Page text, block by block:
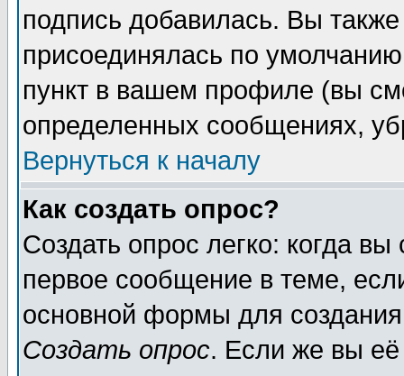
подпись добавилась. Вы
присоединялась по
пункт в вашем профиле (вы
определенных сообщениях,
Вернуться к началу
Как создать опрос?
Создать опрос легко: когда
первое сообщение в теме,
основной формы для
Создать опрос. Если же вы её